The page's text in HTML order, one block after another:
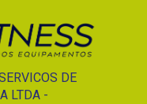
DE
LTDA -